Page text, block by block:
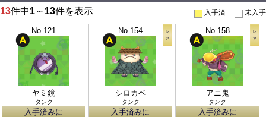
13件中1～ 13件を表示 入手済 未入手
No.121
ヤミ鏡
タンク
入手済みに
No.154
シロカベ
タンク
入手済みに
No.158
アニ鬼
タンク
入手済みに